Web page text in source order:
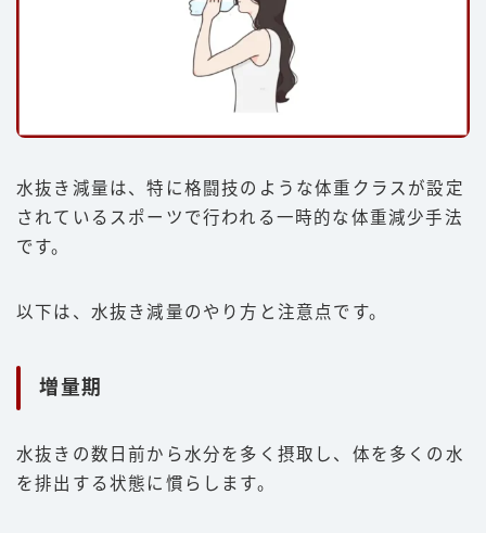
水抜き減量は、特に格闘技のような体重クラスが設定
されているスポーツで行われる一時的な体重減少手法
です。
以下は、水抜き減量のやり方と注意点です。
増量期
水抜きの数日前から水分を多く摂取し、体を多くの水
を排出する状態に慣らします。